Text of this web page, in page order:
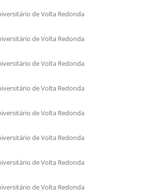
de Volta Redonda
de Volta Redonda
de Volta Redonda
de Volta Redonda
de Volta Redonda
de Volta Redonda
de Volta Redonda
de Volta Redonda